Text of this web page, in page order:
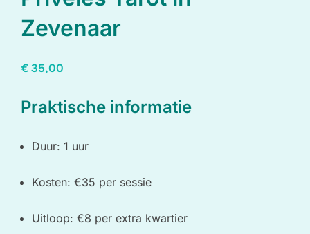
Zevenaar
€35,00
Praktische informatie
Duur: 1 uur
Kosten: €35 per sessie
Uitloop: €8 per extra kwartier